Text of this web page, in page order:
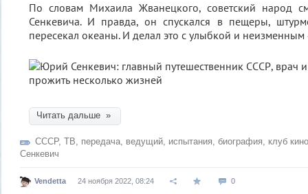
По словам Михаила Жванецкого, советский народ
Сенкевича. И правда, он спускался в пещеры,
пересекал океаны. И делал это с улыбкой и
Читать дальше »
СССР, ТВ, передача, ведущий, испытания, биография, клуб
Сенкевич
Vendetta 24 ноября 2022, 08:24 0